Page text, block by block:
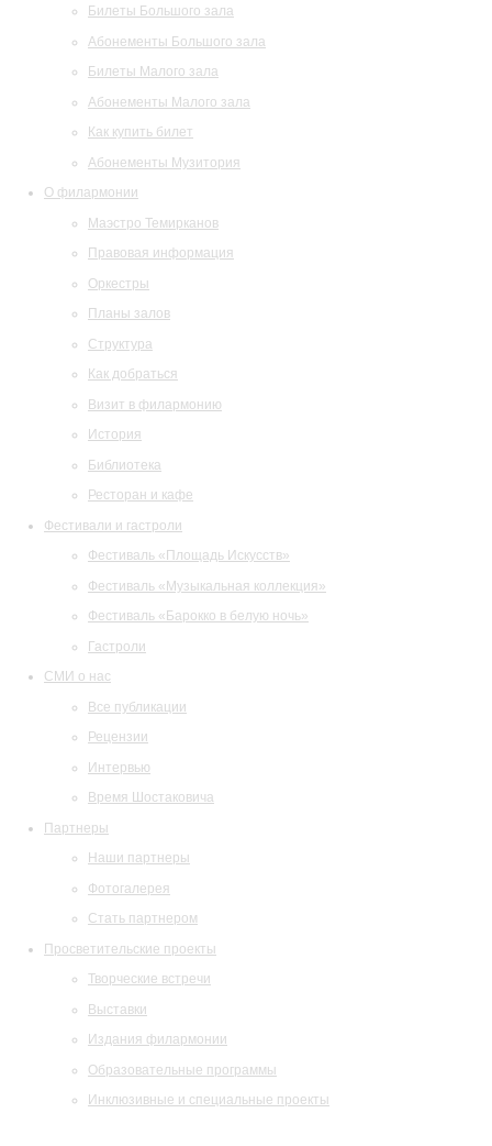
Билеты Большого зала
Абонементы Большого зала
Билеты Малого зала
Абонементы Малого зала
Как купить билет
Абонементы Музитория
О филармонии
Маэстро Темирканов
Правовая информация
Оркестры
Планы залов
Структура
Как добраться
Визит в филармонию
История
Библиотека
Ресторан и кафе
Фестивали и гастроли
Фестиваль «Площадь Искусств»
Фестиваль «Музыкальная коллекция»
Фестиваль «Барокко в белую ночь»
Гастроли
СМИ о нас
Все публикации
Рецензии
Интервью
Время Шостаковича
Партнеры
Наши партнеры
Фотогалерея
Стать партнером
Просветительские проекты
Творческие встречи
Выставки
Издания филармонии
Образовательные программы
Инклюзивные и специальные проекты